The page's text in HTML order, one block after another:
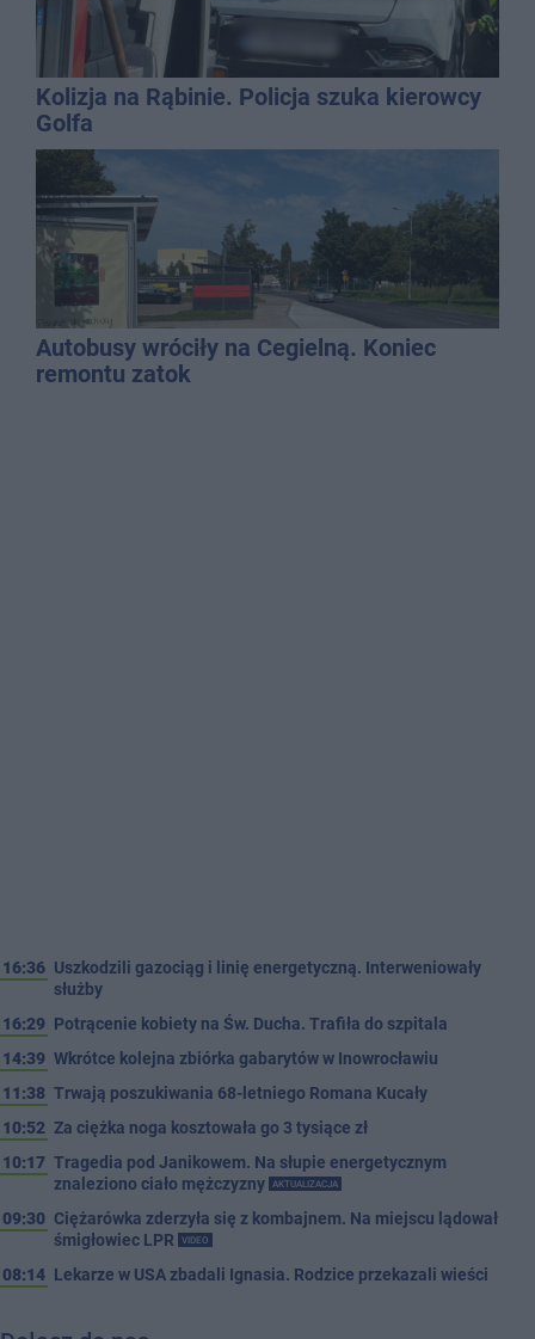
Kolizja na Rąbinie. Policja szuka kierowcy
Golfa
Autobusy wróciły na Cegielną. Koniec
remontu zatok
16:36 Uszkodzili gazociąg i linię energetyczną. Interweniowały
służby
16:29 Potrącenie kobiety na Św. Ducha. Trafiła do szpitala
14:39 Wkrótce kolejna zbiórka gabarytów w Inowrocławiu
11:38 Trwają poszukiwania 68-letniego Romana Kucały
10:52 Za ciężka noga kosztowała go 3 tysiące zł
10:17 Tragedia pod Janikowem. Na słupie energetycznym
znaleziono ciało mężczyzny
AKTUALIZACJA
09:30 Ciężarówka zderzyła się z kombajnem. Na miejscu lądował
śmigłowiec LPR
VIDEO
08:14 Lekarze w USA zbadali Ignasia. Rodzice przekazali wieści